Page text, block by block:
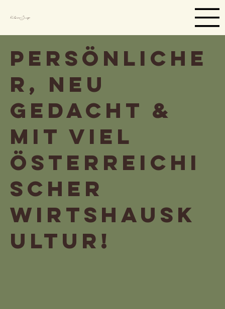
KulinariJung
persönliche
r, neu
gedacht &
mit viel
österreichi
scher
Wirtshausk
ultur!